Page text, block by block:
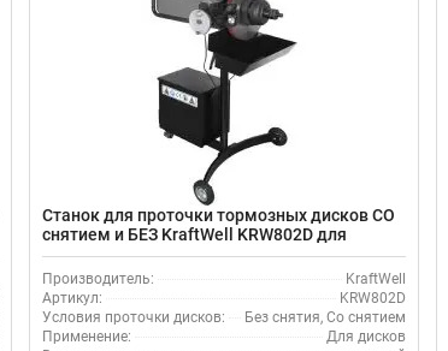
Станок для проточки тормозных дисков СО
снятием и БЕЗ KraftWell KRW802D для
легковых авто
Производитель:
KraftWell
Артикул:
KRW802D
Условия проточки дисков:
Без снятия, Со снятием
Применение:
Для дисков